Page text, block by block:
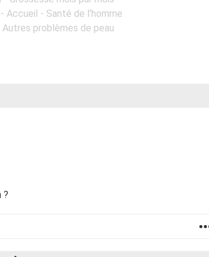
- Accueil - Santé de l'homme
problèmes de peau
?